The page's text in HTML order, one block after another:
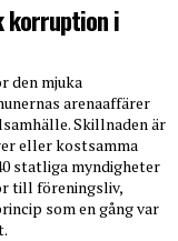
korruption i
den mjuka
arenaaffärer
Skillnaden är
eller kostsamma
statliga myndigheter
till föreningsliv,
som en gång var